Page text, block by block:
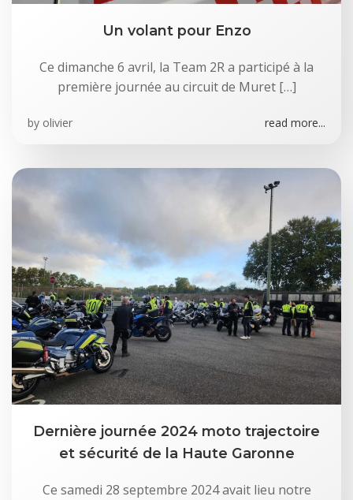
Un volant pour Enzo
Ce dimanche 6 avril, la Team 2R a participé à la
première journée au circuit de Muret […]
by olivier read more...
Dernière journée 2024 moto trajectoire
et sécurité de la Haute Garonne
Ce samedi 28 septembre 2024 avait lieu notre